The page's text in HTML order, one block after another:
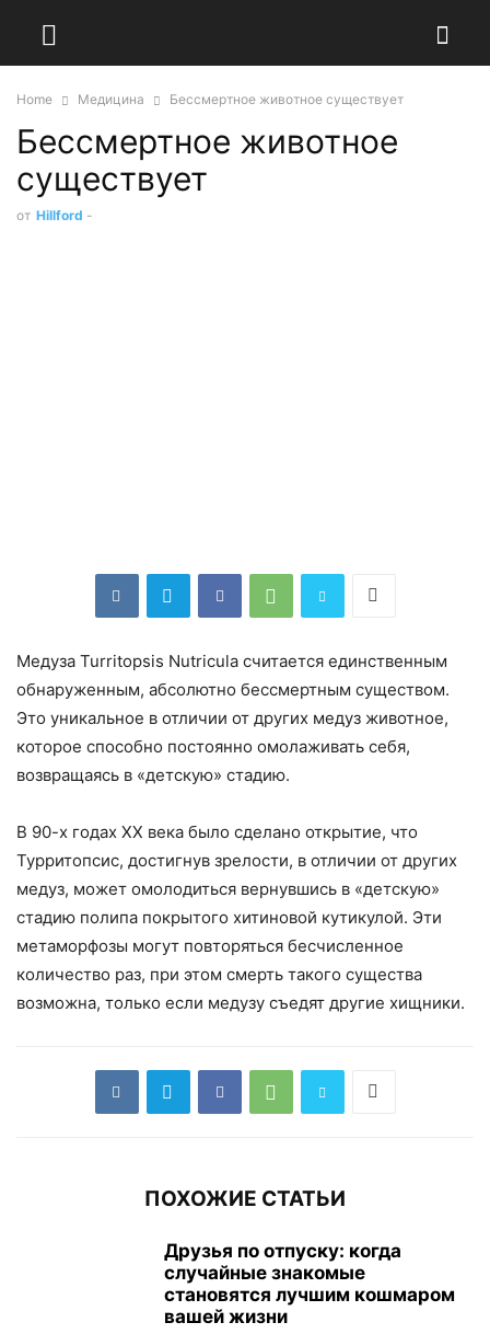
Home Медицина Бессмертное животное существует
Бессмертное животное
существует
от Hillford -
Медуза Turritopsis Nutricula считается единственным
обнаруженным, абсолютно бессмертным существом.
Это уникальное в отличии от других медуз животное,
которое способно постоянно омолаживать себя,
возвращаясь в «детскую» стадию.
В 90-х годах XX века было сделано открытие, что
Турритопсис, достигнув зрелости, в отличии от других
медуз, может омолодиться вернувшись в «детскую»
стадию полипа покрытого хитиновой кутикулой. Эти
метаморфозы могут повторяться бесчисленное
количество раз, при этом смерть такого существа
возможна, только если медузу съедят другие хищники.
ПОХОЖИЕ СТАТЬИ
Друзья по отпуску: когда
случайные знакомые
становятся лучшим кошмаром
вашей жизни